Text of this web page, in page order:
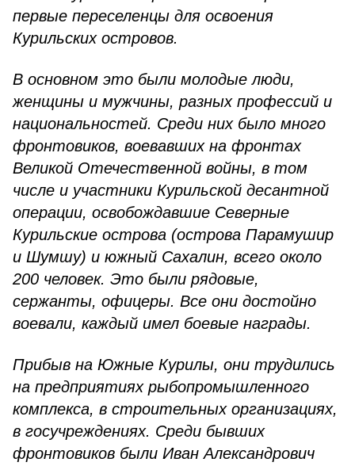
первые переселенцы для освоения
Курильских островов.
В основном это были молодые люди,
женщины и мужчины, разных профессий и
национальностей. Среди них было много
фронтовиков, воевавших на фронтах
Великой Отечественной войны, в том
числе и участники Курильской десантной
операции, освобождавшие Северные
Курильские острова (острова Парамушир
и Шумшу) и южный Сахалин, всего около
200 человек. Это были рядовые,
сержанты, офицеры. Все они достойно
воевали, каждый имел боевые награды.
Прибыв на Южные Курилы, они трудились
на предприятиях рыбопромышленного
комплекса, в строительных организациях,
в госучреждениях. Среди бывших
фронтовиков были Иван Александрович